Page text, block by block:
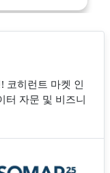
코히런트 마켓 인
터 자문 및 비즈니